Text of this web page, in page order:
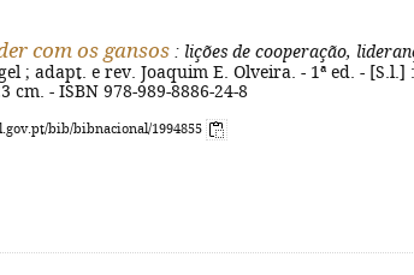
com os gansos : lições de cooperação,
; adapt. e rev. Joaquim E. Olveira. - 1ª ed. - [S.l.] :
cm. - ISBN 978-989-8886-24-8
bib/bibnacional/1994855